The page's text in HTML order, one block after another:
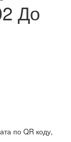
До
по QR коду,